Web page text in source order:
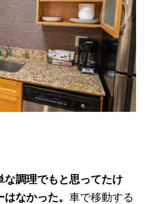
調理でもと思ってたけ
なかった。 車で移動する